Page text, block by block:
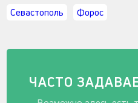
Севастополь
Форос
ЧАСТО